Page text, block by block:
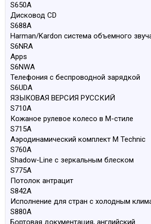
S650A
Дисковод CD
S688A
Harman/Kardon система объемного
S6NRA
Apps
S6NWA
Телефония с беспроводной зарядкой
S6UDA
ЯЗЫКОВАЯ ВЕРСИЯ РУССКИЙ
S710A
Кожаное рулевое колесо в M-стиле
S715A
Аэродинамический комплект M Technic
S760A
Shadow-Line с зеркальным блеском
S775A
Потолок антрацит
S842A
Исполнение для стран с холодным
S880A
Бортовая документация, английский